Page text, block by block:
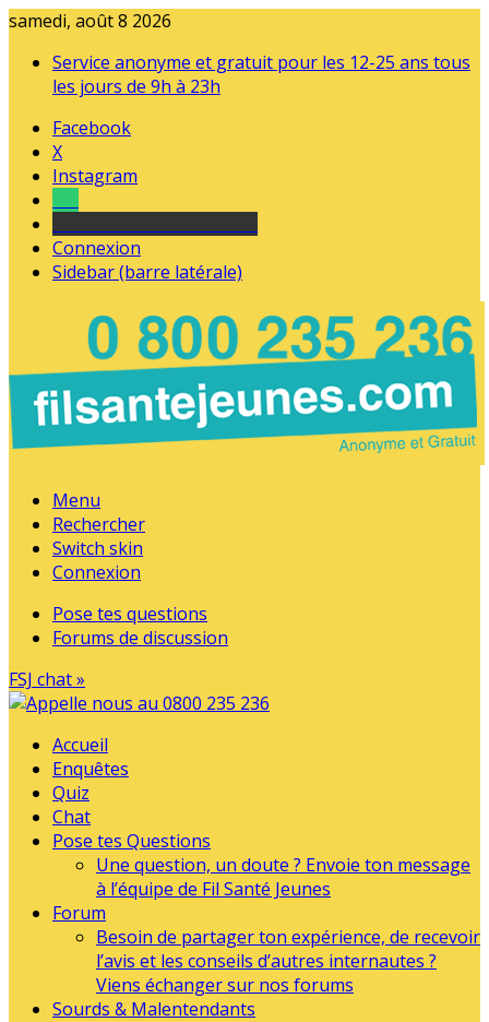
samedi, août 8 2026
Service anonyme et gratuit pour les 12-25 ans tous
les jours de 9h à 23h
Facebook
X
Instagram
Connexion
Sidebar (barre latérale)
Menu
Rechercher
Switch skin
Connexion
Pose tes questions
Forums de discussion
FSJ chat »
Accueil
Enquêtes
Quiz
Chat
Pose tes Questions
Une question, un doute ? Envoie ton message
à l’équipe de Fil Santé Jeunes
Forum
Besoin de partager ton expérience, de recevoir
l’avis et les conseils d’autres internautes ?
Viens échanger sur nos forums
Sourds & Malentendants